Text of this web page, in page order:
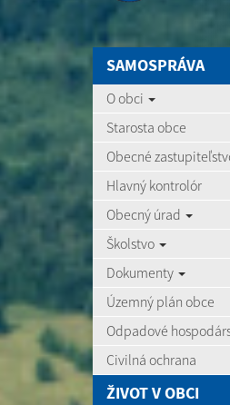
SAMOSPRÁVA
O obci
Starosta obce
Obecné
Hlavný kontrolór
Obecný úrad
Školstvo
Dokumenty
Územný plán obce
Odpadové
Civilná ochrana
ŽIVOT V OBCI